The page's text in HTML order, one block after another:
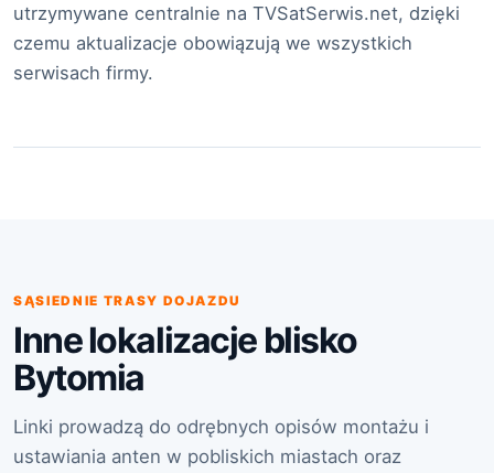
utrzymywane centralnie na TVSatSerwis.net, dzięki
czemu aktualizacje obowiązują we wszystkich
serwisach firmy.
SĄSIEDNIE TRASY DOJAZDU
Inne lokalizacje blisko
Bytomia
Linki prowadzą do odrębnych opisów montażu i
ustawiania anten w pobliskich miastach oraz